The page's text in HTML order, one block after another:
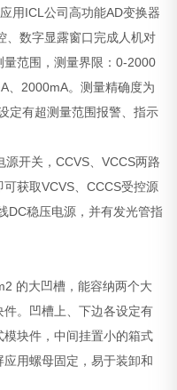
用ICL公司高功能AD变换器
、数字显露窗口完成人机对
范围，测量界限：0-2000
、2000mA。测量精确度为
定有超测量范围报警、指示
开关，CCVS、VCCS两路
获取VCVS、CCCS受控源
DC稳压电源，并有发光管指
的大凹槽，能容纳两个大
。凹槽上、下边各设定有
块件，中间挂置小的箱式
用螺母固定，易于装卸和